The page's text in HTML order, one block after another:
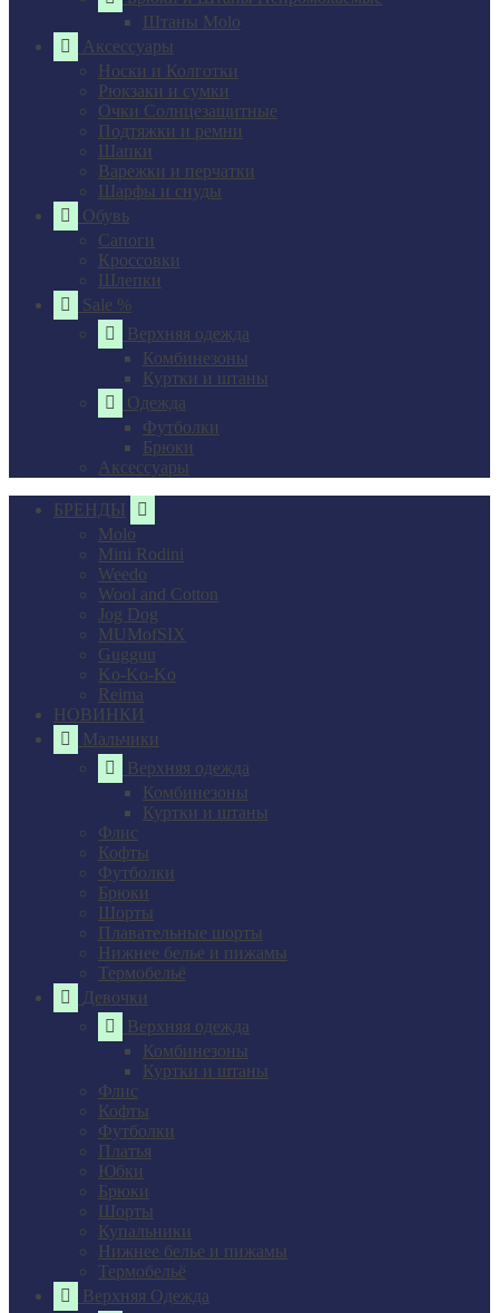
Штаны Molo
Аксессуары
Носки и Колготки
Рюкзаки и сумки
Очки Солнцезащитные
Подтяжки и ремни
Шапки
Варежки и перчатки
Шарфы и снуды
Обувь
Сапоги
Кроссовки
Шлепки
Sale %
Верхняя одежда
Комбинезоны
Куртки и штаны
Одежда
Футболки
Брюки
Аксессуары
БРЕНДЫ
Molo
Mini Rodini
Weedo
Wool and Cotton
Jog Dog
MUMofSIX
Gugguu
Ko-Ko-Ko
Reima
НОВИНКИ
Мальчики
Верхняя одежда
Комбинезоны
Куртки и штаны
Флис
Кофты
Футболки
Брюки
Шорты
Плавательные шорты
Нижнее белье и пижамы
Термобельё
Девочки
Верхняя одежда
Комбинезоны
Куртки и штаны
Флис
Кофты
Футболки
Платья
Юбки
Брюки
Шорты
Купальники
Нижнее белье и пижамы
Термобельё
Верхняя Одежда